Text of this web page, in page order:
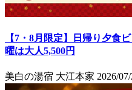
【7・8月限定】日帰り夕食
曜は大人5,500円
美白の湯宿 大江本家 2026/